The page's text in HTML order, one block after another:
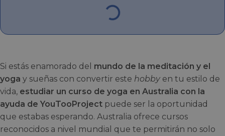
Si estás enamorado del mundo de la meditación y el
yoga y sueñas con convertir este hobby en tu estilo de
vida, estudiar un curso de yoga en Australia con la
ayuda de YouTooProject puede ser la oportunidad
que estabas esperando. Australia ofrece cursos
reconocidos a nivel mundial que te permitirán no solo